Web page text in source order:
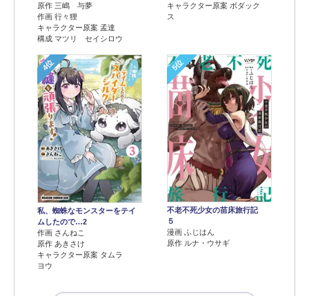
原作 三嶋 与夢
作画 行々狸
キャラクター原案 孟達
構成 マツリ セイシロウ
キャラクター原案 ボダック
ス
4位
私、蜘蛛なモンスターをテイ
ムしたので…2
作画 さんねこ
原作 あきさけ
キャラクター原案 タムラ
ヨウ
5位
不老不死少女の苗床旅行記
５
漫画 ふじはん
原作 ルナ・ウサギ